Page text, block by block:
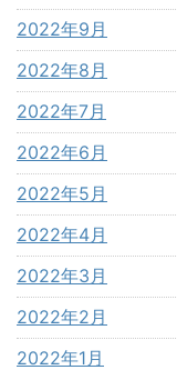
2022年9月
2022年8月
2022年7月
2022年6月
2022年5月
2022年4月
2022年3月
2022年2月
2022年1月